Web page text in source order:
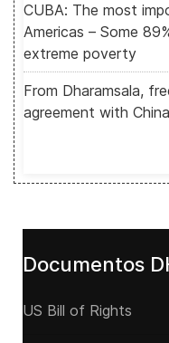
CUBA: The most
Americas – Some
extreme poverty
From Dharamsala,
agreement with China
Documentos
US Bill of Rights